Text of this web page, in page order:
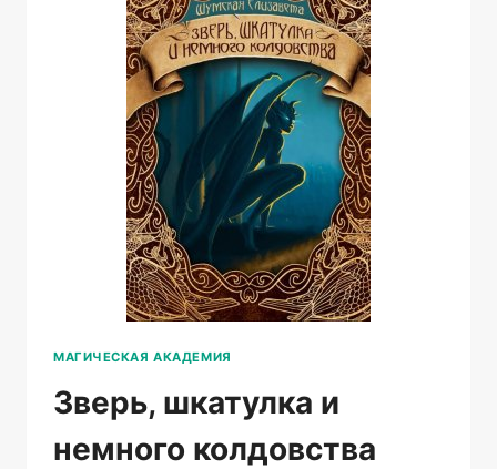
МАГИЧЕСКАЯ АКАДЕМИЯ
Зверь, шкатулка и
немного колдовства